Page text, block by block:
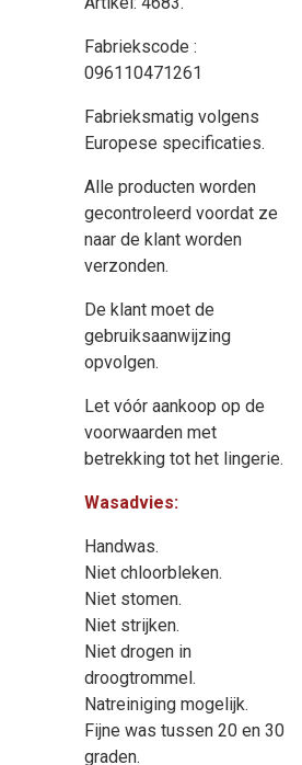
Fabriekscode :
096110471261
Fabrieksmatig volgens
Europese specificaties.
Alle producten worden
gecontroleerd voordat ze
naar de klant worden
verzonden.
De klant moet de
gebruiksaanwijzing
opvolgen.
Let vóór aankoop op de
voorwaarden met
betrekking tot het lingerie.
Wasadvies:
Handwas.
Niet chloorbleken.
Niet stomen.
Niet strijken.
Niet drogen in
droogtrommel.
Natreiniging mogelijk.
Fijne was tussen 20 en 30
graden.